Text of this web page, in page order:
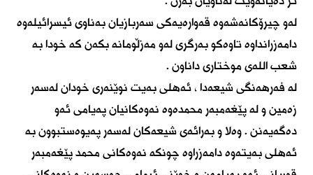
لەو چیرۆکانەشەوە قەوارەیەکی سەربازیان بەناوی ئیسرائیلەوە
دامەزرانداوە تاوەکو بەرگری لەو مەزڵومانە بکەن کە خودا بە
شعب اللەی موختاری داناون .
لە فەرهەنگی شیعەدا ، ئەهلی بەیت نوێنەری خودان لەسەر
زەمین و لە پێغەمبەر محمدەوە نەوەکانیان پەیامی ئەو
دەگەیەنن . وەلا و بەرائەی شیعەکان لەسەر پەیوەستبوون بە
ئەهلی بەیتەوە دامەزراوە چونکە نەوەکانی محمد پێغەمبەر